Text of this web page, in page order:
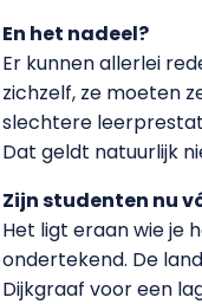
En het nadeel?
Er kunnen allerlei
zichzelf, ze moeten
slechtere
Dat geldt natuurlijk
Zijn studenten nu
Het ligt eraan wie je
ondertekend. De
Dijkgraaf voor een